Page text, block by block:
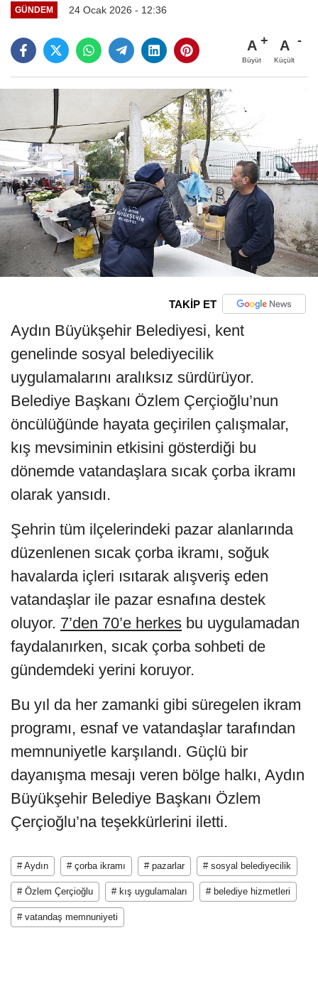
GÜNDEM 24 Ocak 2026 - 12:36
A
Büyüt
A
Küçült
TAKİP ET
Aydın Büyükşehir Belediyesi, kent
genelinde sosyal belediyecilik
uygulamalarını aralıksız sürdürüyor.
Belediye Başkanı Özlem Çerçioğlu’nun
öncülüğünde hayata geçirilen çalışmalar,
kış mevsiminin etkisini gösterdiği bu
dönemde vatandaşlara sıcak çorba ikramı
olarak yansıdı.
Şehrin tüm ilçelerindeki pazar alanlarında
düzenlenen sıcak çorba ikramı, soğuk
havalarda içleri ısıtarak alışveriş eden
vatandaşlar ile pazar esnafına destek
oluyor. 7’den 70’e herkes bu uygulamadan
faydalanırken, sıcak çorba sohbeti de
gündemdeki yerini koruyor.
Bu yıl da her zamanki gibi süregelen ikram
programı, esnaf ve vatandaşlar tarafından
memnuniyetle karşılandı. Güçlü bir
dayanışma mesajı veren bölge halkı, Aydın
Büyükşehir Belediye Başkanı Özlem
Çerçioğlu’na teşekkürlerini iletti.
# Aydın # çorba ikramı # pazarlar # sosyal belediyecilik
# Özlem Çerçioğlu # kış uygulamaları # belediye hizmetleri
# vatandaş memnuniyeti